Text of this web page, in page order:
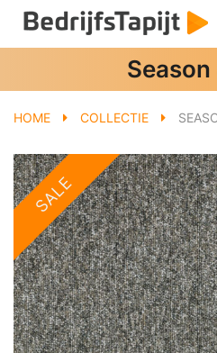
HOME COLLECTIE
SALE